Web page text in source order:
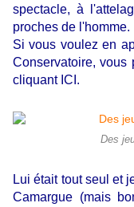
spectacle, à
proches de l'homme.
Si vous voulez en
Conservatoire, vous
cliquant ICI.
Des
Lui était tout seul et
Camargue (mais